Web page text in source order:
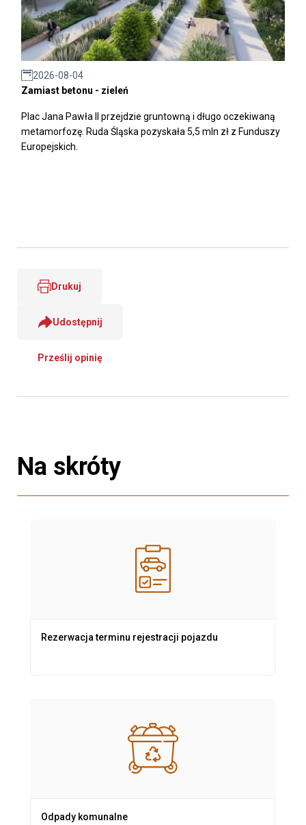
2026-08-04
Zamiast betonu - zieleń
Plac Jana Pawła II przejdzie gruntowną i długo oczekiwaną
metamorfozę. Ruda Śląska pozyskała 5,5 mln zł z Funduszy
Europejskich.
Drukuj
Udostępnij
Prześlij opinię
Na skróty
Rezerwacja terminu rejestracji pojazdu
Odpady komunalne